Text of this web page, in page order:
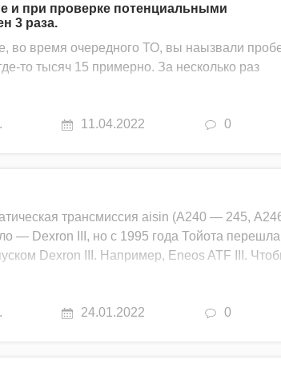
и при проверке потенциальными
3 раза.
во время очередного ТО, вы наызвали
то тысяч 15 примерно. За несколько раз
11.04.2022 0
трансмиссия aisin (А240 — 245,
— Dexron III, но с 1995 года Тойота
Dexron III. Например, Eneos ATF III.
24.01.2022 0